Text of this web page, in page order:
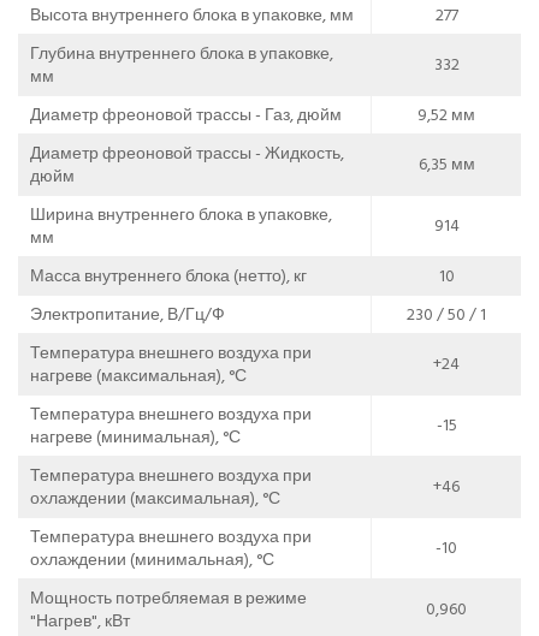
Высота внутреннего блока в упаковке, мм
277
Глубина внутреннего блока в упаковке,
мм
332
Диаметр фреоновой трассы - Газ, дюйм
9,52 мм
Диаметр фреоновой трассы - Жидкость,
дюйм
6,35 мм
Ширина внутреннего блока в упаковке,
мм
914
Масса внутреннего блока (нетто), кг
10
Электропитание, В/Гц/Ф
230 / 50 / 1
Температура внешнего воздуха при
нагреве (максимальная), °С
+24
Температура внешнего воздуха при
нагреве (минимальная), °С
-15
Температура внешнего воздуха при
охлаждении (максимальная), °С
+46
Температура внешнего воздуха при
охлаждении (минимальная), °С
-10
Мощность потребляемая в режиме
"Нагрев", кВт
0,960